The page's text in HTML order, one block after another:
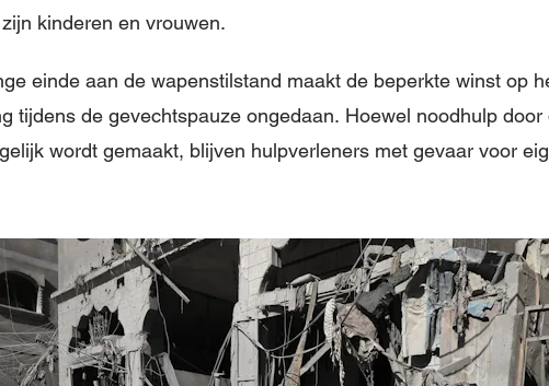
kinderen en vrouwen.
einde aan de wapenstilstand maakt de beperkte winst op
tijdens de gevechtspauze ongedaan. Hoewel noodhulp
wordt gemaakt, blijven hulpverleners met gevaar voor